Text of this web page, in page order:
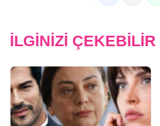
İLGINIZI ÇEKEBILIR